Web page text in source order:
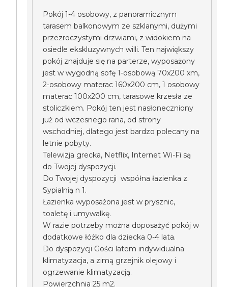
Pokój 1-4 osobowy, z panoramicznym
tarasem balkonowym ze szklanymi, dużymi
przezroczystymi drzwiami, z widokiem na
osiedle ekskluzywnych willi. Ten największy
pokój znajduje się na parterze, wyposażony
jest w wygodną sofę 1-osobową 70x200 xm,
2-osobowy materac 160x200 cm, 1 osobowy
materac 100x200 cm, tarasowe krzesła ze
stoliczkiem. Pokój ten jest nasłoneczniony
już od wczesnego rana, od strony
wschodniej, dlatego jest bardzo polecany na
letnie pobyty.
Telewizja grecka, Netflix, Internet Wi-Fi są
do Twojej dyspozycji.
Do Twojej dyspozycji współna łazienka z
Sypialnią n 1.
Łazienka wyposażona jest w prysznic,
toaletę i umywalkę.
W razie potrzeby można doposażyć pokój w
dodatkowe łóżko dla dziecka 0-4 lata.
Do dyspozycji Gości latem indywidualna
klimatyzacja, a zimą grzejnik olejowy i
ogrzewanie klimatyzacją.
Powierzchnia 25 m2.